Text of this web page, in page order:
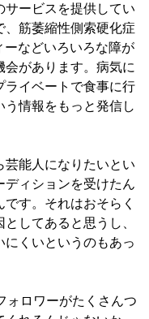
サービスを提供してい
、筋萎縮性側索硬化症
ーなどいろいろな障が
があります。病気に
ライベートで食事に行
う情報をもっと発信し
芸能人になりたいとい
ディションを受けたん
す。それはおそらく
してあると思うし、
くいというのもあっ
ォロワーがたくさんつ